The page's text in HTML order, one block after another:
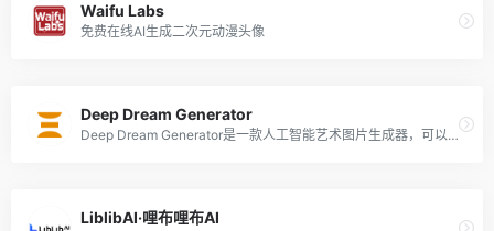
Waifu Labs
免费在线AI生成二次元动漫头像
Deep Dream Generator
Deep Dream Generator是一款人工智能艺术图片生成器，可以将简单的文本输入转化为图像。只需输入一段简单的文本，便可以生成一幅令人惊叹的梦幻般真实照片。
LiblibAI·哩布哩布AI